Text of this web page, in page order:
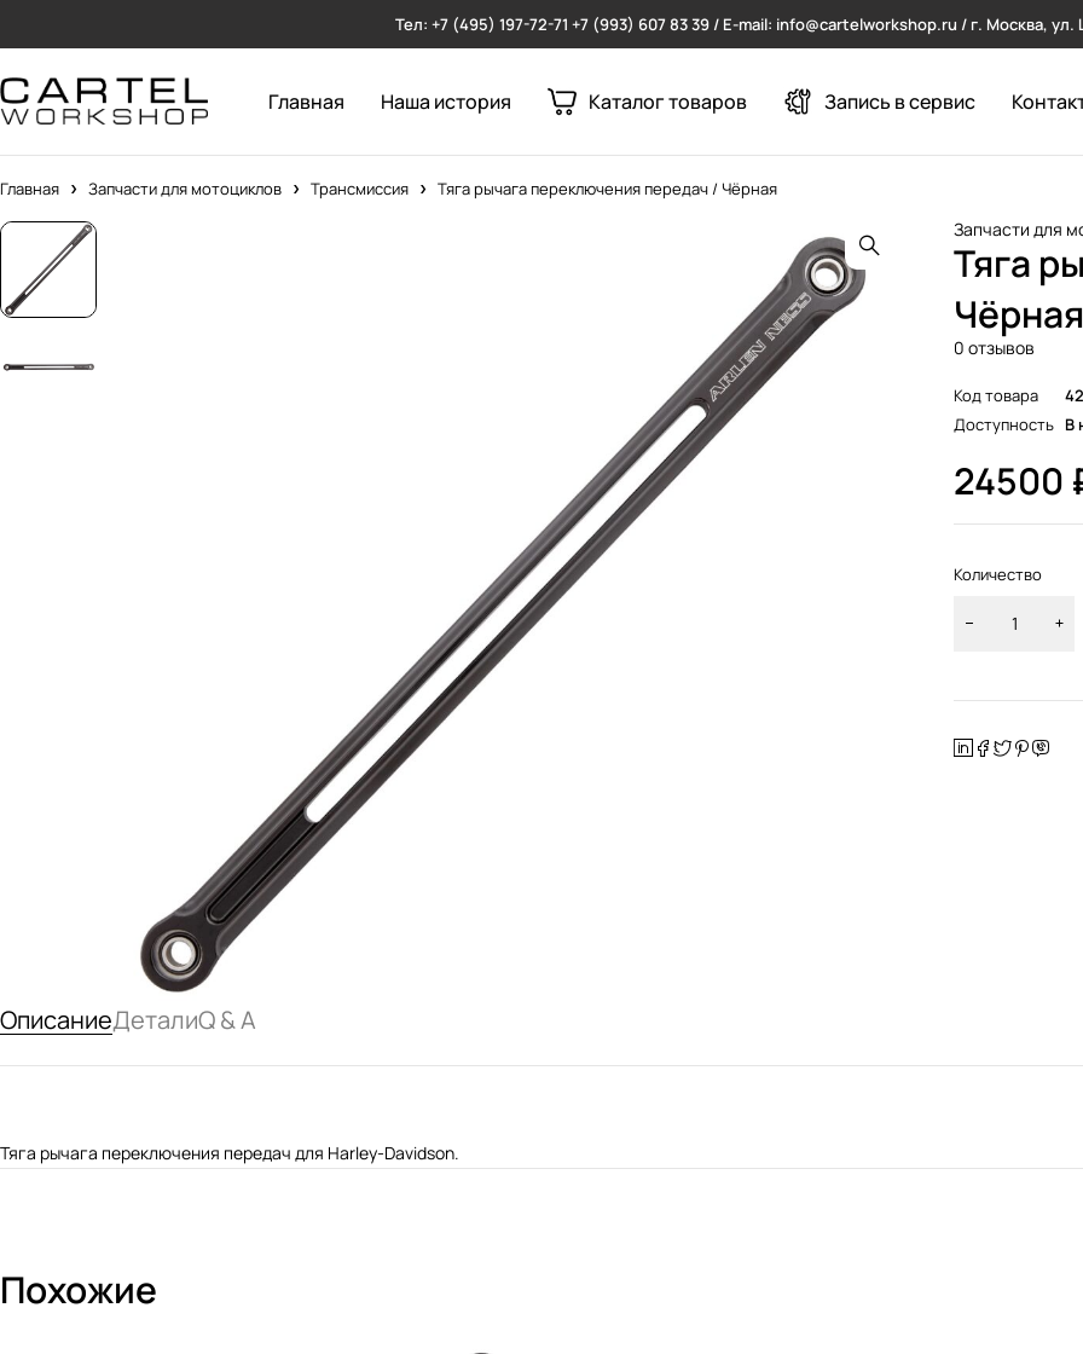
Тел: +7 (495) 197-72-71 +7 (993) 607 83 39 / E-mail: info@cartelworkshop.ru / г. Москва,
Главная Наша история Каталог товаров Запись в сервис
Главная Запчасти для мотоциклов Трансмиссия Тяга рычага переключения передач / Чёрная
Запчасти для
Тяга
Чёрная
0 отзывов
Код товара
Доступность В
24500
Количество
ОписаниеДеталиQ & A
Тяга рычага переключения передач для Harley-Davidson.
Похожие